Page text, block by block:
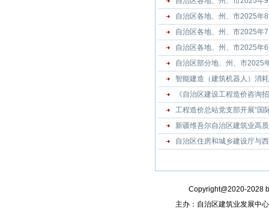
自治区各地、州、市2025年
自治区各地、州、市2025年
自治区各地、州、市2025年
自治区部分地、州、市2025
智能建造（建筑机器人）消
《自治区建设工程造价咨询
工程造价总站党支部开展“国
新疆维吾尔自治区建筑业高
自治区住房和城乡建设厅与
Copyright@2020-2028
主办：自治区建筑业发展中